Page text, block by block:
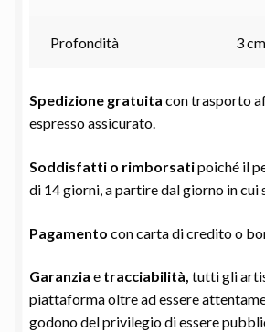
Profondità 3 cm
Spedizione gratuita con trasporto
espresso assicurato.
Soddisfatti o rimborsatipoiché il
di 14 giorni, a partire dal giorno in cui
Pagamento con carta di credito o
Garanzia e tracciabilità, tutti gli
piattaforma oltre ad essere
godono del privilegio di essere